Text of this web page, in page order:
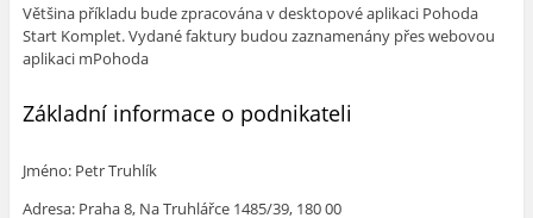
Většina příkladu bude zpracována v desktopové aplikaci Pohoda
Start Komplet. Vydané faktury budou zaznamenány přes webovou
aplikaci mPohoda
Základní informace o podnikateli
Jméno: Petr Truhlík
Adresa: Praha 8, Na Truhlářce 1485/39, 180 00